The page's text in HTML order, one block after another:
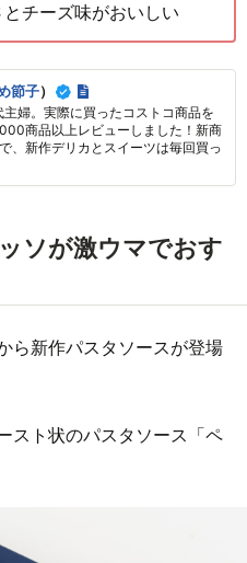
チーズ味がおいしい
節子）
婦。実際に買ったコストコ商品を
商品以上レビューしました！新商
、新作デリカとスイーツは毎回買っ
ソが激ウマでおす
ら新作パスタソースが登場
スト状のパスタソース「ペ